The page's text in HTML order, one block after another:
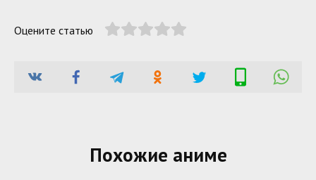
Оцените статью
Похожие аниме